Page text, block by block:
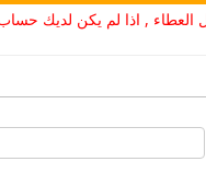
العطاء , اذا لم يكن لديك